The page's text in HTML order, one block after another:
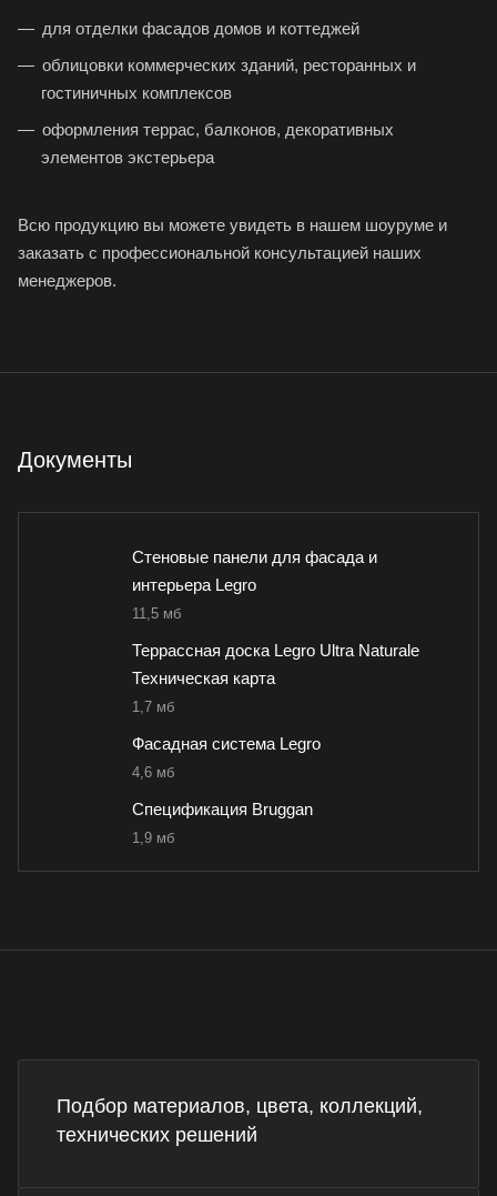
для отделки фасадов домов и коттеджей
облицовки коммерческих зданий, ресторанных и
гостиничных комплексов
оформления террас, балконов, декоративных
элементов экстерьера
Всю продукцию вы можете увидеть в нашем шоуруме и
заказать с профессиональной консультацией наших
менеджеров.
Документы
Стеновые панели для фасада и
интерьера Legro
11,5 мб
Террассная доска Legro Ultra Naturale
Техническая карта
1,7 мб
Фасадная система Legro
4,6 мб
Спецификация Bruggan
1,9 мб
Подбор материалов, цвета, коллекций,
технических решений